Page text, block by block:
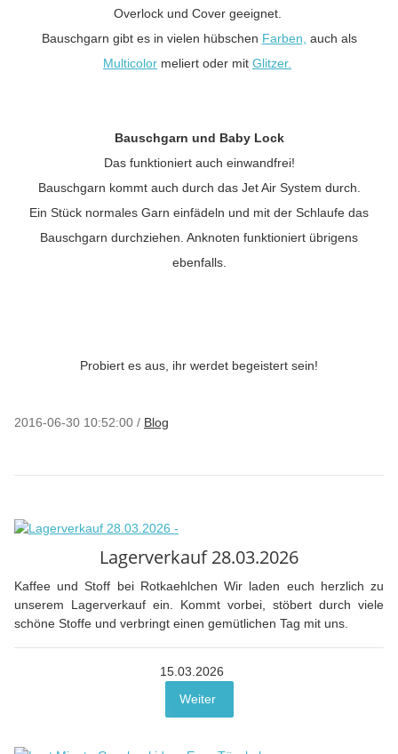
Overlock und Cover geeignet.
Bauschgarn gibt es in vielen hübschen Farben, auch als
Multicolor meliert oder mit Glitzer.
Bauschgarn und Baby Lock
Das funktioniert auch einwandfrei!
Bauschgarn kommt auch durch das Jet Air System durch.
Ein Stück normales Garn einfädeln und mit der Schlaufe das
Bauschgarn durchziehen. Anknoten funktioniert übrigens
ebenfalls.
Probiert es aus, ihr werdet begeistert sein!
2016-06-30 10:52:00 / Blog
Lagerverkauf 28.03.2026
Kaffee und Stoff bei Rotkaehlchen Wir laden euch herzlich zu
unserem Lagerverkauf ein. Kommt vorbei, stöbert durch viele
schöne Stoffe und verbringt einen gemütlichen Tag mit uns.
15.03.2026
Weiter